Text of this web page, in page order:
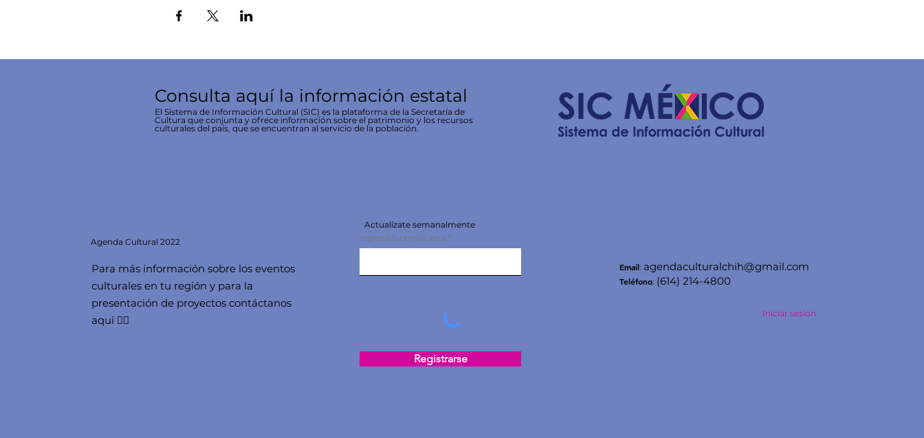
Consulta aquí la información estatal
El Sistema de Información Cultural (SIC) es la plataforma de la Secretaría de
Cultura que conjunta y ofrece información sobre el patrimonio y los recursos
culturales del país, que se encuentran al servicio de la población.
AgendaCultural 2022
Para más información sobre los eventos
culturales en tu región y para la
presentación de proyectos contáctanos
aquí 👇🏻
Actualízate semanalmente
Ingresa tu email aquí
Registrarse
Iniciar sesión
Email: agendaculturalchih@gmail.com
Teléfono: (614) 214-4800